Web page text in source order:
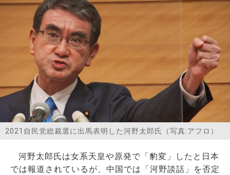
トップページ
研究員
研究所概要
設立趣意書
お問い合わせ
2021自民党総裁選に出馬表明した河野太郎氏（写真:アフロ）
河野太郎氏は女系天皇や原発で「豹変」したと日本
では報道されているが、中国では「河野談話」を否定